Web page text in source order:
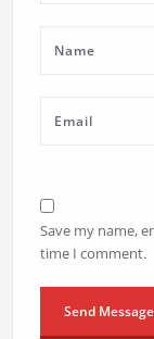
Save my name,
time I comment.